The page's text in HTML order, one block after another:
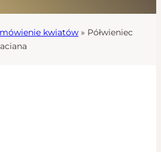
kwiatów » Półwieniec